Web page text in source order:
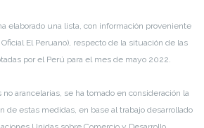
elaborado una lista, con información proveniente
El Peruano), respecto de la situación de las
por el Perú para el mes de mayo 2022.
arancelarias, se ha tomado en consideración la
de estas medidas, en base al trabajo desarrollado